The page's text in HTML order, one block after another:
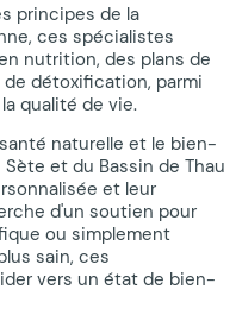
principes de la
ces spécialistes
nutrition, des plans de
détoxification, parmi
qualité de vie.
naturelle et le bien-
et du Bassin de Thau
et leur
d'un soutien pour
ou simplement
sain, ces
vers un état de bien-